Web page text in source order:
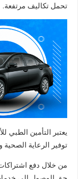
تحمل تكاليف مرتفعة.
يعتبر التأمين الطبي
توفير الرعاية الصحية
من خلال دفع